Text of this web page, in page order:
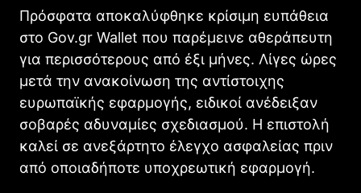
Πρόσφατα αποκαλύφθηκε κρίσιμη ευπάθεια
στο Gov.gr Wallet που παρέμεινε αθεράπευτη
για περισσότερους από έξι μήνες. Λίγες ώρες
μετά την ανακοίνωση της αντίστοιχης
ευρωπαϊκής εφαρμογής, ειδικοί ανέδειξαν
σοβαρές αδυναμίες σχεδιασμού. Η επιστολή
καλεί σε ανεξάρτητο έλεγχο ασφαλείας πριν
από οποιαδήποτε υποχρεωτική εφαρμογή.